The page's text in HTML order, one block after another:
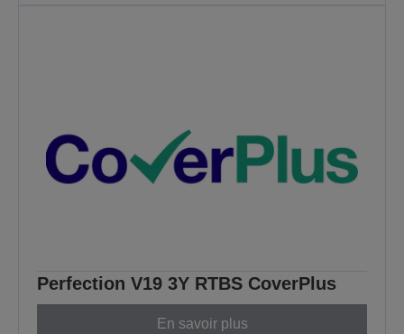
Perfection V19 3Y RTBS CoverPlus
En savoir plus